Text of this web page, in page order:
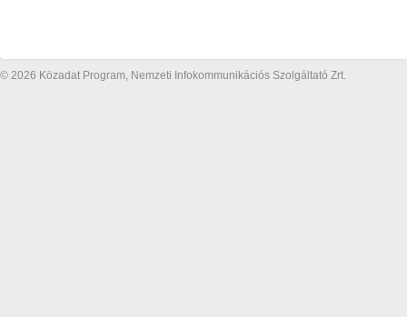
© 2026 Közadat Program, Nemzeti Infokommunikációs Szolgáltató Zrt.